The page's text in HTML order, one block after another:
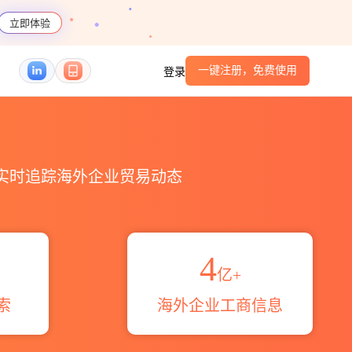
立即体验
登录 一键注册，免费使用
时追踪海外企业贸易动态
4亿+
海外企业工商信息